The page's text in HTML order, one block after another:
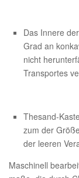
Das Innere
Grad an
nicht
Transportes
Thesand-
zum der
der leeren
Maschinell